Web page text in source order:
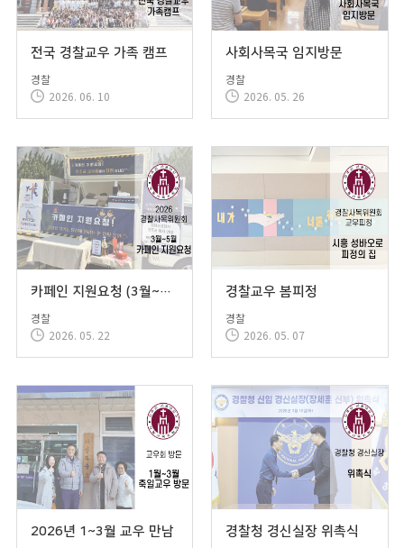
전국 경찰교우 가족 캠프
경찰
2026. 06. 10
사회사목국 임지방문
경찰
2026. 05. 26
카페인 지원요청 (3월~5월)
경찰
2026. 05. 22
경찰교우 봄피정
경찰
2026. 05. 07
2026년 1~3월 교우 만남
경찰청 경신실장 위촉식